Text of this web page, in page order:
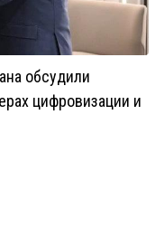
обсудили
цифровизации и